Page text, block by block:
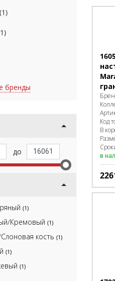
(1)
бренды
(1)
Кремовый (1)
кость (1)
(1)
(1)
Код
В
в